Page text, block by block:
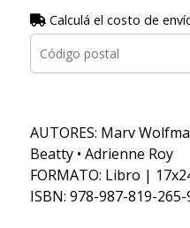
Calculá el costo de
AUTORES: Marv
Beatty • Adrienne Roy
FORMATO: Libro |
ISBN: 978-987-819-265-